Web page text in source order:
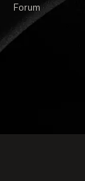
Forum